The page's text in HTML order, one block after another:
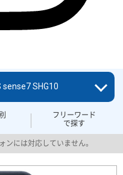
フリーワード
で探す
sense7 SHG10
ンには対応していません。